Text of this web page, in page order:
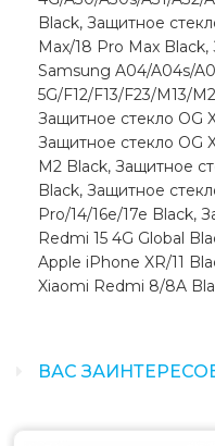
Black, Защитное
Max/18 Pro Max
Samsung A04/A04s/
5G/F12/F13/F23/M13/
Защитное стекло OG
Защитное стекло OG
M2 Black, Защитное
Black, Защитное
Pro/14/16e/17e Black,
Redmi 15 4G Global
Apple iPhone XR/11
Xiaomi Redmi 8/8A
ВАС